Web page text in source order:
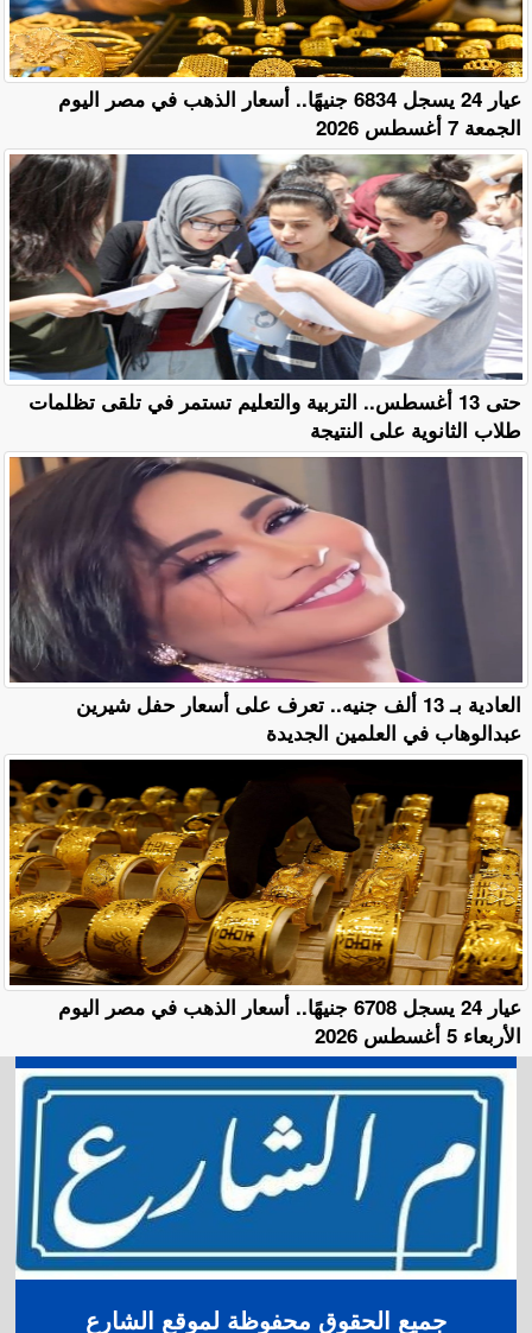
عيار 24 يسجل 6834 جنيهًا.. أسعار الذهب في مصر اليوم
الجمعة 7 أغسطس 2026
حتى 13 أغسطس.. التربية والتعليم تستمر في تلقى تظلمات
طلاب الثانوية على النتيجة
العادية بـ 13 ألف جنيه.. تعرف على أسعار حفل شيرين
عبدالوهاب في العلمين الجديدة
عيار 24 يسجل 6708 جنيهًا.. أسعار الذهب في مصر اليوم
الأربعاء 5 أغسطس 2026
جميع الحقوق محفوظة لموقع الشارع